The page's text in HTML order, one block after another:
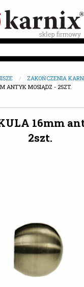
ZAKOŃCZENIA
ANTYK MOSIĄDZ - 2SZT.
16mm
2szt.